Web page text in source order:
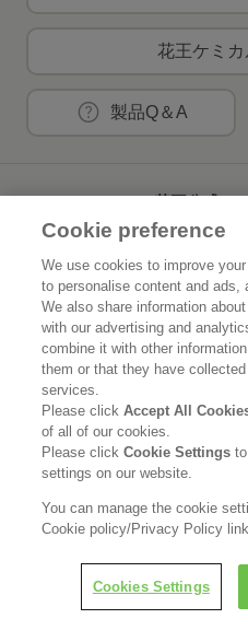
花王ケミ
製品Q＆A
花王公式
Home
サステナビリティ
ブランド
ニュースルーム
利用規約 花王のアクセシビリティ
利用者情報の外部送信 ソーシャル
Cookie preference
We use cookies to improve
to personalise content and ads,
We also share information
with our advertising and
combine it with other
them or that they have
services.
Please clickAccept All
of all of our cookies.
Please clickCookie Settings
settings on our website.
You can manage the cookie
Cookie policy/Privacy Policy
Cookies Settings